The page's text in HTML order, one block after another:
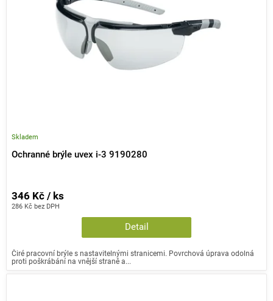
Ochranné brýle uvex i-3 9190280
Skladem
286 Kč bez DPH
346 Kč / ks
Detail
Čiré pracovní brýle s nastavitelnými stranicemi. Povrchová úprava odolná
proti poškrábání na vnější straně a...